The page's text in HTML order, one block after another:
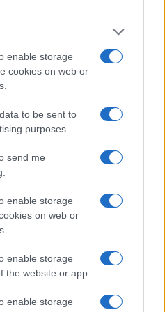
enable storage
cookies on web or
to be sent to
purposes.
send me
enable storage
on web or
enable storage
the website or app.
enable storage
EUA como clientes. Até
é uma dessas trocas. Todos
​​em negociar aqui
sua própria opinião
de sua cidadania ou
o MOMA com
de hardware
de configurar
e uma ampla variedade
20)